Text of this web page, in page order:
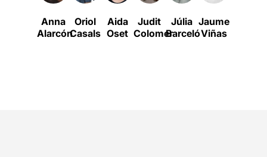
Anna
Alarcón
Oriol
Casals
Aida
Oset
Judit
Colomer
Júlia
Barceló
Jaume
Viñas